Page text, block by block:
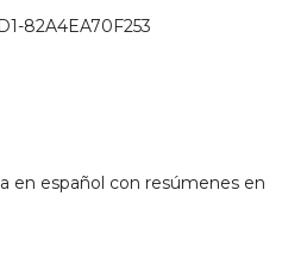
82A4EA70F253
en español con resúmenes en